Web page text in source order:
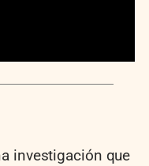
investigación que